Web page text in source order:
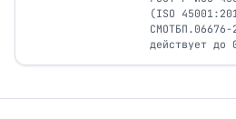
(ISO
действует до